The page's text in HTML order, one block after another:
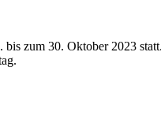
zum 30. Oktober 2023